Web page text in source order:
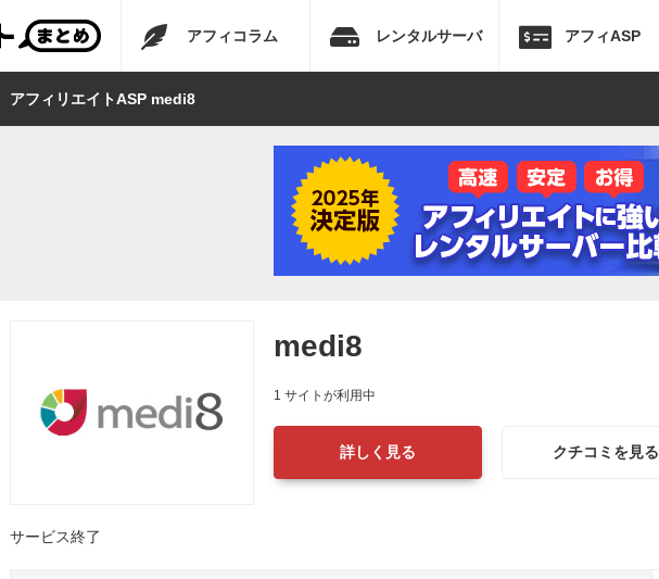
アフィコラム レンタルサーバ アフィASP
アフィリエイトASP medi8
medi8
1 サイトが利用中
詳しく見る クチコミを見る
サービス終了